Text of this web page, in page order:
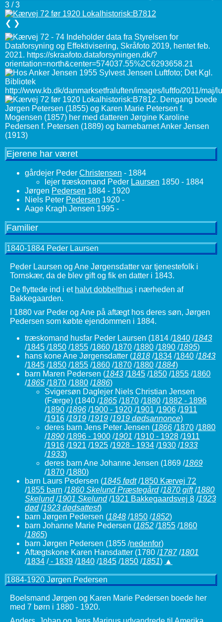
3 / 3
❮ ❯
Ejerene har været
gårdejer Peder Christensen - 1884
lejer træskomand Peder Laursen 1850 - 1884
Jørgen Pedersen 1884 - 1920
Niels Peter Pedersen 1920 -
Aage Kragh Jensen 1995 -
Familier
1840-1884 Peder Laursen
Peder Laursen og Ane Jørgensdatter var tjenestefolk i
Tornskær, da de blev gift og fik en datter i 1843.
De flyttede ind i et halvt dobbelthus i nærheden af
Bakkegaarden.
I 1880 var Peder og Ane på aftægt hos deres søn, Jørgen
Pedersen som købte ejendommen i 1884.
træskomand husfar Peder Laursen (1814 /1840 /1843
/1845 /1850 /1855 /1860 /1870 /1880 /1890 /1895)
hans kone Ane Jørgensdatter (1818 /1834 /1840 /1843
/1845 /1850 /1855 /1860 /1870 /1880 /1884)
barn Maren Pedersen (1843 /1845 /1850 /1855 /1860
/1865 /1870 /1880 /1886)
Svigersøn Daglejer Niels Christian Jensen
(Færge) (1840 /1865 /1870 /1880 /1882 - 1896
/1890 /1896 /1900 - 1920 /1901 /1906 /1911
/1916 /1919 /1919 /1919 dødsannonce)
deres barn Jens Peter Jensen (1866 /1870 /1880
/1890 /1896 - 1900 /1901 /1910 - 1928 /1911
/1916 /1921 /1925 /1928 - 1934 /1930 /1933
/1933)
deres barn Ane Johanne Jensen (1869 /1869
/1870 /1880)
barn Laurs Pedersen (1845 født/1850 Kærvej 72
/1855 barn /1860 Skelund Præstegård/1870 gift/1880
Skelund/1901 Skelund/1921 Bakkegaardsvej 8 /1923
død/1923 dødsattest)
barn Jørgen Pedersen (1848 /1850 /1852)
barn Johanne Marie Pedersen (1852 /1855 /1860
/1865)
barn Jørgen Pedersen (1855 /nedenfor)
Aftægtskone Karen Hansdatter (1780 /1787/1801
/1834 /- 1839 /1840 /1845 /1850 /1851) ▲
1884-1920 Jørgen Pedersen
Boelsmand Jørgen og Karen Marie Pedersen boede her
med 7 børn i 1880 - 1920.